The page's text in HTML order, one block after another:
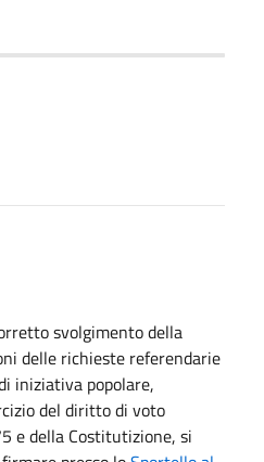
svolgimento della
delle richieste referendarie
iniziativa popolare,
del diritto di voto
e della Costitutizione, si